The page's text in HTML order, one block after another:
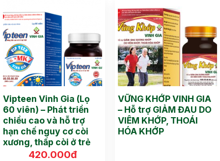
Vipteen Vinh Gia (Lọ
60 viên) – Phát triển
chiều cao và hỗ trợ
hạn chế nguy cơ còi
xương, thấp còi ở trẻ
420.000đ
VỮNG KHỚP VINH GIA
– Hỗ trợ GIẢM ĐAU DO
VIÊM KHỚP, THOÁI
HÓA KHỚP